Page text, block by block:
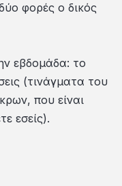
φορές ο δικός
εβδομάδα: το
(τινάγματα του
που είναι
εσείς).